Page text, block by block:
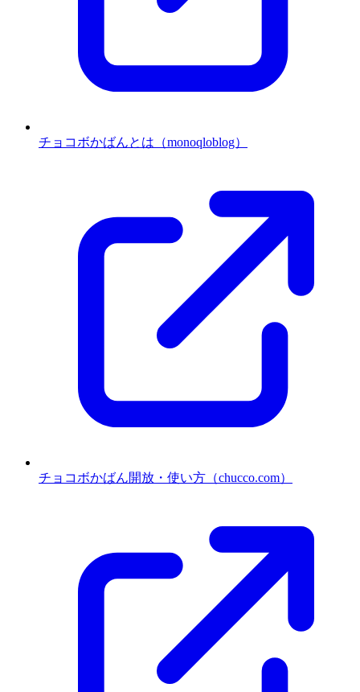
チョコボかばんとは（monoqloblog）
チョコボかばん開放・使い方（chucco.com）